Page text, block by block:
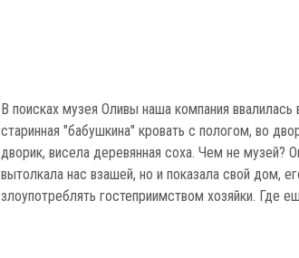
В поисках музея Оливы наша компания
старинная "бабушкина" кровать с пологом, во
дворик, висела деревянная соха. Чем не музей?
вытолкала нас взашей, но и показала свой дом,
злоупотреблять гостеприимством хозяйки. Где